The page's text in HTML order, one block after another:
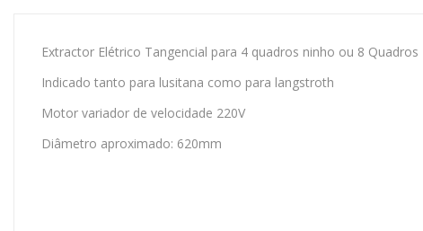
Extractor Elétrico Tangencial para 4 quadros ninho ou 8 Quadros
Indicado tanto para lusitana como para langstroth
Motor variador de velocidade 220V
Diâmetro aproximado: 620mm